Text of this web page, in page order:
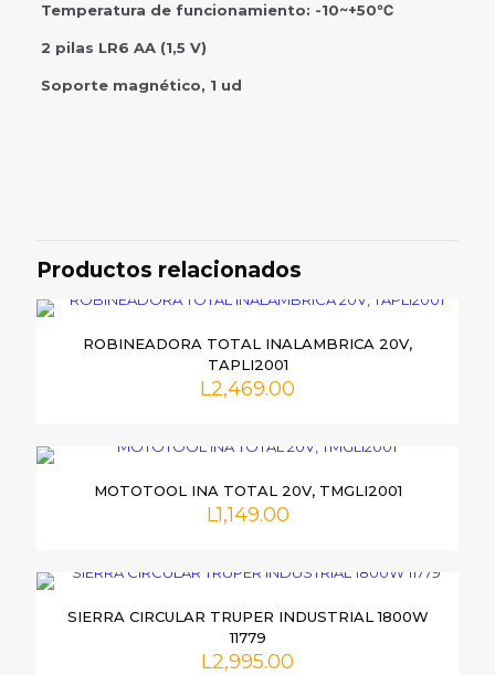
Temperatura de funcionamiento: -10~+50℃
2 pilas LR6 AA (1,5 V)
Soporte magnético, 1 ud
LASER DYLLU 30MTS, DTLE2M03”
Tu dirección de correo electrónico no será publicada.Los
Productos relacionados
ROBINEADORA TOTAL INALAMBRICA 20V,
TAPLI2001
L2,469.00
MOTOTOOL INA TOTAL 20V, TMGLI2001
L1,149.00
SIERRA CIRCULAR TRUPER INDUSTRIAL 1800W
11779
L2,995.00